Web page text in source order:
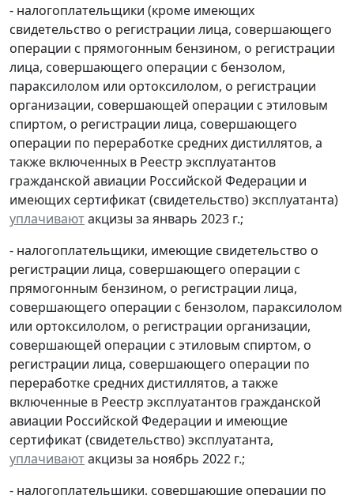
- налогоплательщики (кроме имеющих
свидетельство о регистрации лица, совершающего
операции с прямогонным бензином, о регистрации
лица, совершающего операции с бензолом,
параксилолом или ортоксилолом, о регистрации
организации, совершающей операции с этиловым
спиртом, о регистрации лица, совершающего
операции по переработке средних дистиллятов, а
также включенных в Реестр эксплуатантов
гражданской авиации Российской Федерации и
имеющих сертификат (свидетельство) эксплуатанта)
уплачиваютакцизы за январь 2023 г.;
- налогоплательщики, имеющие свидетельство о
регистрации лица, совершающего операции с
прямогонным бензином, о регистрации лица,
совершающего операции с бензолом, параксилолом
или ортоксилолом, о регистрации организации,
совершающей операции с этиловым спиртом, о
регистрации лица, совершающего операции по
переработке средних дистиллятов, а также
включенные в Реестр эксплуатантов гражданской
авиации Российской Федерации и имеющие
сертификат (свидетельство) эксплуатанта,
уплачиваютакцизы за ноябрь 2022 г.;
- налогоплательщики, совершающие операции по